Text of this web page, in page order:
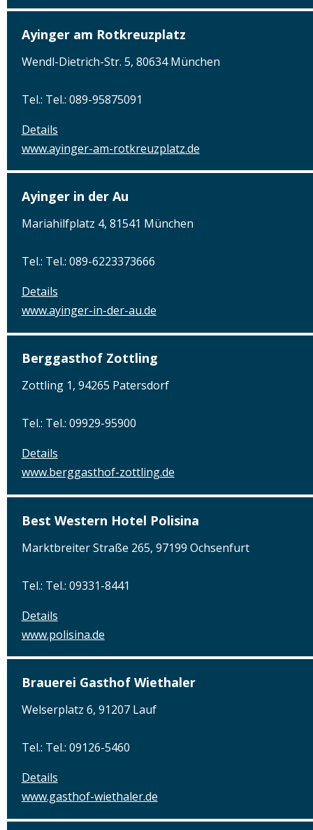
Ayinger am Rotkreuzplatz
Wendl-Dietrich-Str. 5, 80634 München
Tel.: Tel.: 089-95875091
Details
www.ayinger-am-rotkreuzplatz.de
Ayinger in der Au
Mariahilfplatz 4, 81541 München
Tel.: Tel.: 089-6223373666
Details
www.ayinger-in-der-au.de
Berggasthof Zottling
Zottling 1, 94265 Patersdorf
Tel.: Tel.: 09929-95900
Details
www.berggasthof-zottling.de
Best Western Hotel Polisina
Marktbreiter Straße 265, 97199 Ochsenfurt
Tel.: Tel.: 09331-8441
Details
www.polisina.de
Brauerei Gasthof Wiethaler
Welserplatz 6, 91207 Lauf
Tel.: Tel.: 09126-5460
Details
www.gasthof-wiethaler.de